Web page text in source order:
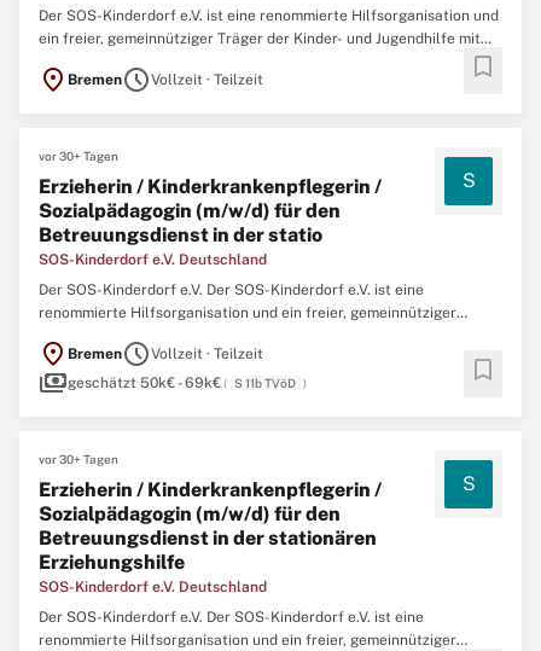
Der SOS-Kinderdorf e.V. ist eine renommierte Hilfsorganisation und
ein freier, gemeinnütziger Träger der Kinder- und Jugendhilfe mit
Mitarbeiterinnen und Mitarbeitern. Das SOS-Kinderdorf Bremen –
location_on BremenscheduleVollzeit · Teilzeit bookmark
vor 30+ Tagen
Erzieherin / Kinderkrankenpflegerin /
Sozialpädagogin (m/w/d) für den
Betreuungsdienst in der statio
SOS-Kinderdorf e.V. Deutschland
S
Der SOS-Kinderdorf e.V. Der SOS-Kinderdorf e.V. ist eine
renommierte Hilfsorganisation und ein freier, gemeinnütziger
gesamten Bundesgebiet und rund 4.800 Mitarbeiterinnen und
Mitarbeitern. Das SOS-Kinderdorf Bremen ist eine Einrichtung ...
location_on BremenscheduleVollzeit · Teilzeit
paymentsgeschätzt 50k€ - 69k€( S 11b TVöD ) bookmark
vor 30+ Tagen
Erzieherin / Kinderkrankenpflegerin /
Sozialpädagogin (m/w/d) für den
Betreuungsdienst in der stationären
Erziehungshilfe
SOS-Kinderdorf e.V. Deutschland
S
Der SOS-Kinderdorf e.V. Der SOS-Kinderdorf e.V. ist eine
renommierte Hilfsorganisation und ein freier, gemeinnütziger